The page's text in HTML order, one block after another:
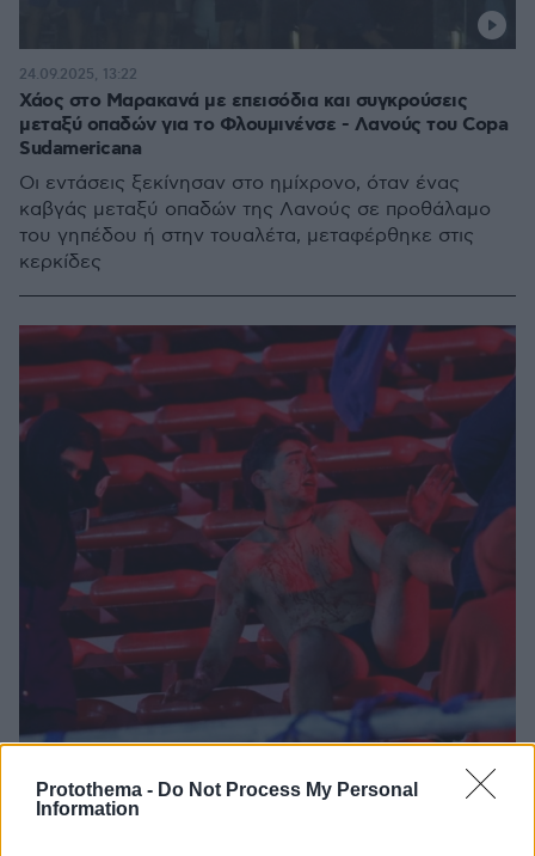
Protothema - Do Not Process My Personal
Information
Χάος στο Μαρακανά με επεισόδια και συγκρούσεις
μεταξύ οπαδών για το Φλουμινένσε - Λανούς του Copa
Sudamericana
Οι εντάσεις ξεκίνησαν στο ημίχρονο, όταν ένας
καβγάς μεταξύ οπαδών της Λανούς σε προθάλαμο
του γηπέδου ή στην τουαλέτα, μεταφέρθηκε στις
κερκίδες
24.09.2025, 13:22